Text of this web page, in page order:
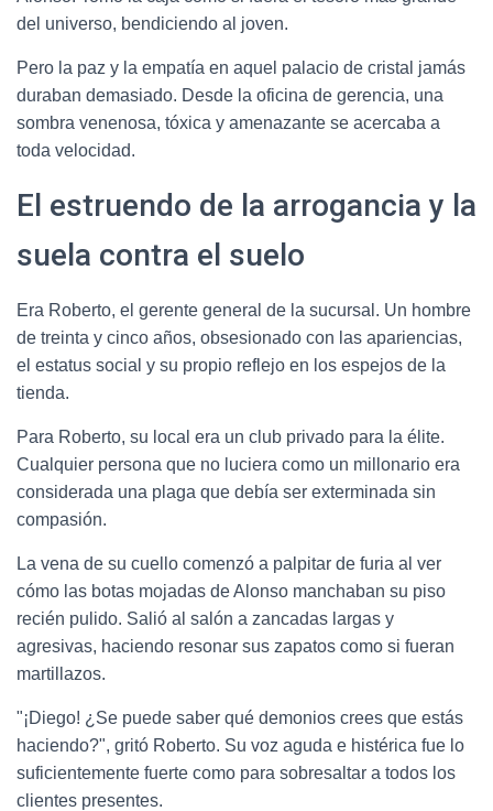
del universo, bendiciendo al joven.
Pero la paz y la empatía en aquel palacio de cristal jamás
duraban demasiado. Desde la oficina de gerencia, una
sombra venenosa, tóxica y amenazante se acercaba a
toda velocidad.
El estruendo de la arrogancia y la
suela contra el suelo
Era Roberto, el gerente general de la sucursal. Un hombre
de treinta y cinco años, obsesionado con las apariencias,
el estatus social y su propio reflejo en los espejos de la
tienda.
Para Roberto, su local era un club privado para la élite.
Cualquier persona que no luciera como un millonario era
considerada una plaga que debía ser exterminada sin
compasión.
La vena de su cuello comenzó a palpitar de furia al ver
cómo las botas mojadas de Alonso manchaban su piso
recién pulido. Salió al salón a zancadas largas y
agresivas, haciendo resonar sus zapatos como si fueran
martillazos.
"¡Diego! ¿Se puede saber qué demonios crees que estás
haciendo?", gritó Roberto. Su voz aguda e histérica fue lo
suficientemente fuerte como para sobresaltar a todos los
clientes presentes.